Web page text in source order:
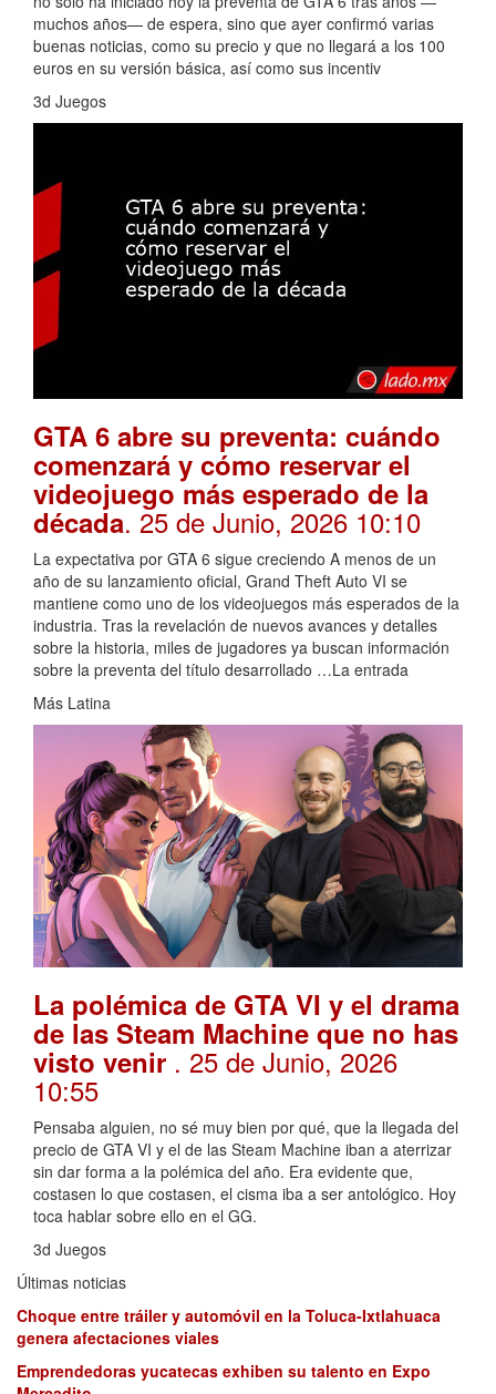
muchos años— de espera, sino que ayer confirmó varias
buenas noticias, como su precio y que no llegará a los 100
euros en su versión básica, así como sus incentiv
3d Juegos
GTA 6 abre su preventa: cuándo
comenzará y cómo reservar el
videojuego más esperado de la
década. 25 de Junio, 2026 10:10
La expectativa por GTA 6 sigue creciendo A menos de un
año de su lanzamiento oficial, Grand Theft Auto VI se
mantiene como uno de los videojuegos más esperados de la
industria. Tras la revelación de nuevos avances y detalles
sobre la historia, miles de jugadores ya buscan información
sobre la preventa del título desarrollado …La entrada
Más Latina
La polémica de GTA VI y el drama
de las Steam Machine que no has
visto venir . 25 de Junio, 2026
10:55
Pensaba alguien, no sé muy bien por qué, que la llegada del
precio de GTA VI y el de las Steam Machine iban a aterrizar
sin dar forma a la polémica del año. Era evidente que,
costasen lo que costasen, el cisma iba a ser antológico. Hoy
toca hablar sobre ello en el GG.
3d Juegos
Últimas noticias
Choque entre tráiler y automóvil en la Toluca-Ixtlahuaca
genera afectaciones viales
Emprendedoras yucatecas exhiben su talento en Expo